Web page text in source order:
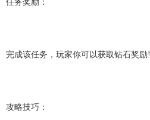
任务奖励：
完成该任务，玩家你可以获取钻石奖励!
攻略技巧：